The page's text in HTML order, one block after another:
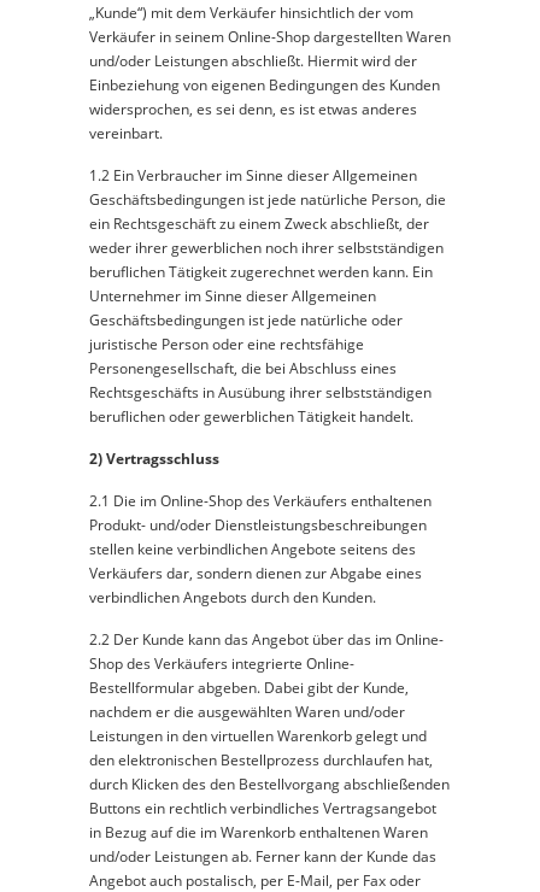
„Kunde“) mit dem Verkäufer hinsichtlich der vom
Verkäufer in seinem Online-Shop dargestellten Waren
und/oder Leistungen abschließt. Hiermit wird der
Einbeziehung von eigenen Bedingungen des Kunden
widersprochen, es sei denn, es ist etwas anderes
vereinbart.
1.2 Ein Verbraucher im Sinne dieser Allgemeinen
Geschäftsbedingungen ist jede natürliche Person, die
ein Rechtsgeschäft zu einem Zweck abschließt, der
weder ihrer gewerblichen noch ihrer selbstständigen
beruflichen Tätigkeit zugerechnet werden kann. Ein
Unternehmer im Sinne dieser Allgemeinen
Geschäftsbedingungen ist jede natürliche oder
juristische Person oder eine rechtsfähige
Personengesellschaft, die bei Abschluss eines
Rechtsgeschäfts in Ausübung ihrer selbstständigen
beruflichen oder gewerblichen Tätigkeit handelt.
2) Vertragsschluss
2.1 Die im Online-Shop des Verkäufers enthaltenen
Produkt- und/oder Dienstleistungsbeschreibungen
stellen keine verbindlichen Angebote seitens des
Verkäufers dar, sondern dienen zur Abgabe eines
verbindlichen Angebots durch den Kunden.
2.2 Der Kunde kann das Angebot über das im Online-
Shop des Verkäufers integrierte Online-
Bestellformular abgeben. Dabei gibt der Kunde,
nachdem er die ausgewählten Waren und/oder
Leistungen in den virtuellen Warenkorb gelegt und
den elektronischen Bestellprozess durchlaufen hat,
durch Klicken des den Bestellvorgang abschließenden
Buttons ein rechtlich verbindliches Vertragsangebot
in Bezug auf die im Warenkorb enthaltenen Waren
und/oder Leistungen ab. Ferner kann der Kunde das
Angebot auch postalisch, per E-Mail, per Fax oder